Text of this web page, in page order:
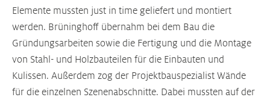
Elemente mussten just in time geliefert und montiert
werden. Brüninghoff übernahm bei dem Bau die
Gründungsarbeiten sowie die Fertigung und die Montage
von Stahl- und Holzbauteilen für die Einbauten und
Kulissen. Außerdem zog der Projektbauspezialist Wände
für die einzelnen Szenenabschnitte. Dabei mussten auf der